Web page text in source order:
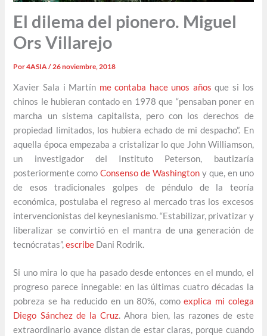
El dilema del pionero. Miguel
Ors Villarejo
Por4ASIA/26 noviembre, 2018
Xavier Sala i Martín me contaba hace unos años que si los
chinos le hubieran contado en 1978 que “pensaban poner en
marcha un sistema capitalista, pero con los derechos de
propiedad limitados, los hubiera echado de mi despacho”. En
aquella época empezaba a cristalizar lo que John Williamson,
un investigador del Instituto Peterson, bautizaría
posteriormente comoConsenso de Washington y que, en uno
de esos tradicionales golpes de péndulo de la teoría
económica, postulaba el regreso al mercado tras los excesos
intervencionistas del keynesianismo. “Estabilizar, privatizar y
liberalizar se convirtió en el mantra de una generación de
tecnócratas”,escribe Dani Rodrik.
Si uno mira lo que ha pasado desde entonces en el mundo, el
progreso parece innegable: en las últimas cuatro décadas la
pobreza se ha reducido en un 80%, comoexplica mi colega
Diego Sánchez de la Cruz. Ahora bien, las razones de este
extraordinario avance distan de estar claras, porque cuando